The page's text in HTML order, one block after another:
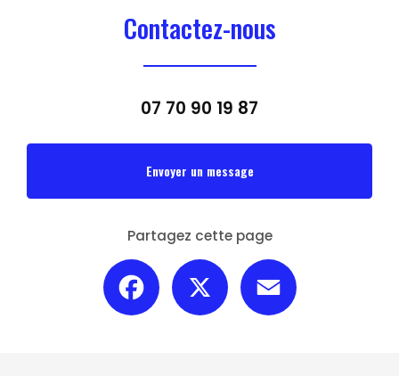
Contactez-nous
07 70 90 19 87
Envoyer un message
Partagez cette page
Facebook